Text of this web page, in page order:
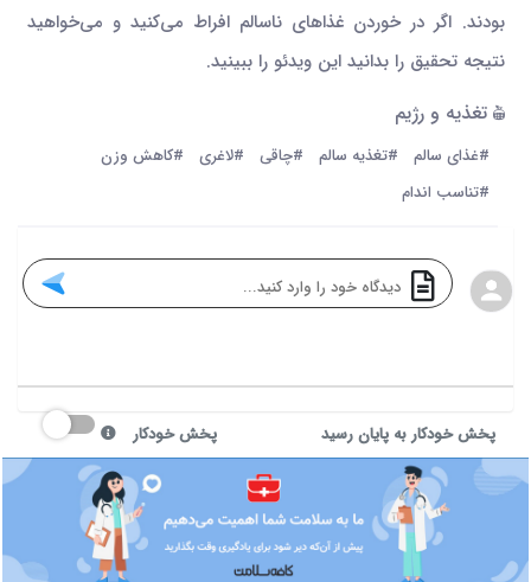
بودند. اگر در خوردن غذاهای ناسالم افراط می‌کنید و می‌خواهید
نتیجه تحقیق را بدانید این ویدئو را ببینید.
تغذیه و رژیم
#غذای سالم #تغذیه سالم #چاقی #لاغری
#کاهش وزن
#تناسب اندام
پخش خودکار به پایان رسید پخش خودکار